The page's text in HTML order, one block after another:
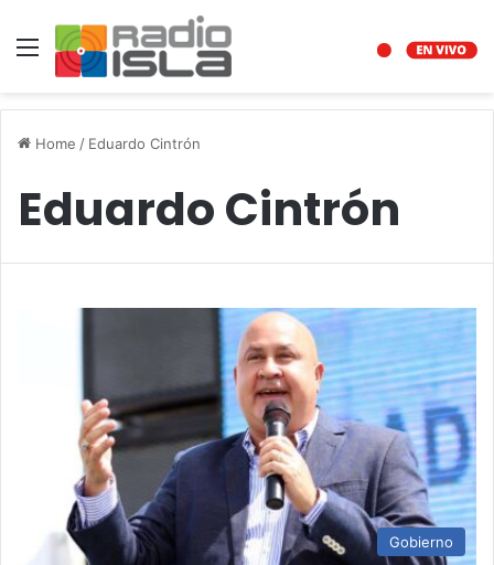
Menu
Home / Eduardo Cintrón
Eduardo Cintrón
Gobierno